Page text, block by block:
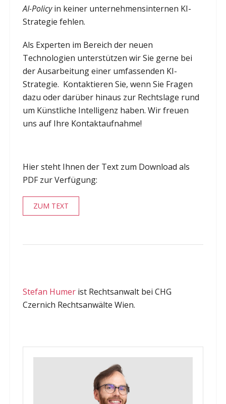
AI-Policyin keiner unternehmensinternen KI-
Strategie fehlen.
Als Experten im Bereich der neuen
Technologien unterstützen wir Sie gerne bei
der Ausarbeitung einer umfassenden KI-
Strategie. Kontaktieren Sie, wenn Sie Fragen
dazu oder darüber hinaus zur Rechtslage rund
um Künstliche Intelligenz haben. Wir freuen
uns auf Ihre Kontaktaufnahme!
Hier steht Ihnen der Text zum Download als
PDF zur Verfügung:
ZUM TEXT
Stefan Humerist Rechtsanwalt bei CHG
Czernich Rechtsanwälte Wien.